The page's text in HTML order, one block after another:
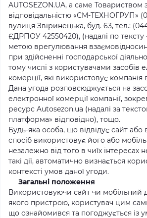
AUTOSEZON.UA, а саме
відповідальністю «СМ-ТЕХНОГРУП»
вулиця Звіринецька, буд. 63, тел.:
ЄДРПОУ 42550420), (надалі по тексту
метою врегулювання
при здійсненні господарської
тому числі з користувачами засобів
комерції, які використовує компанія
Дана угода розповсюджується на
електронної комерції компанії,
ресурс Autosezon.ua (надалі за
платформа» відповідно), тощо.
Будь-яка особа, що відвідує сайт
спосіб використовує його або
незалежно від того в чиїх інтересах
такі дії, автоматично визнається
контексті умов даної угоди.
Загальні положення
Використовуючи сайт чи мобільний
якого пристрою, користувач цим
що ознайомився та погоджується із